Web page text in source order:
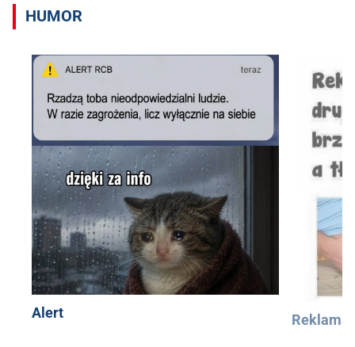
HUMOR
Alert Reklama